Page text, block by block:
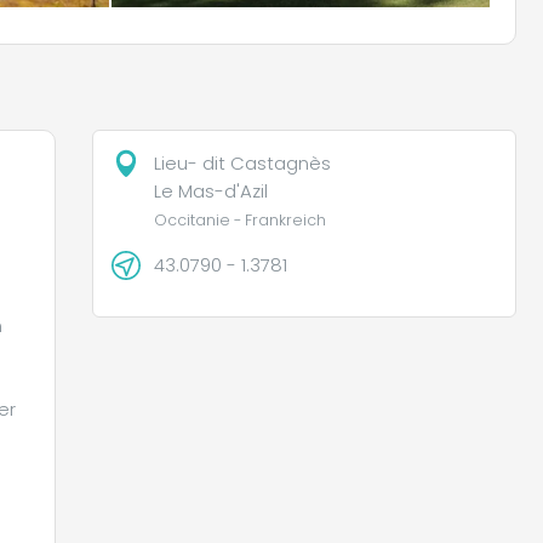
Lieu- dit Castagnès
Le Mas-d'Azil
Occitanie - Frankreich
43.0790 - 1.3781